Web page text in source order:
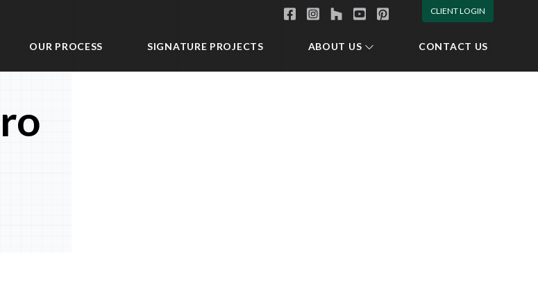
CLIENT LOGIN
OUR PROCESS SIGNATURE PROJECTS ABOUT US CONTACT US